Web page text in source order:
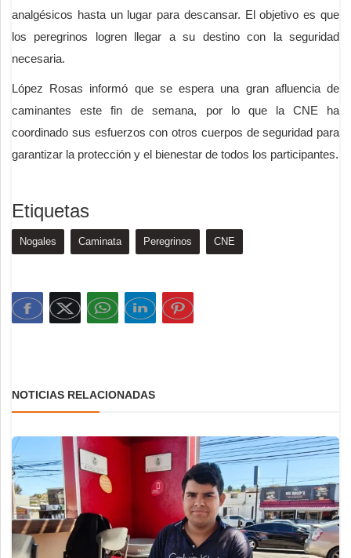
analgésicos hasta un lugar para descansar. El objetivo es que
los peregrinos logren llegar a su destino con la seguridad
necesaria.
López Rosas informó que se espera una gran afluencia de
caminantes este fin de semana, por lo que la CNE ha
coordinado sus esfuerzos con otros cuerpos de seguridad para
garantizar la protección y el bienestar de todos los participantes.
Etiquetas
Nogales Caminata Peregrinos CNE
NOTICIAS RELACIONADAS